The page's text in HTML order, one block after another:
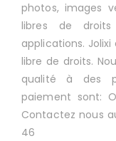
photos, images
libres de
applications.
libre de droits.
qualité à des
paiement sont:
Contactez nous
46